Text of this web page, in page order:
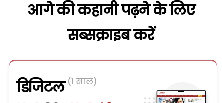
आगे की कहानी पढ़ने के लिए
सब्सक्राइब करें
डिजिटल (1 साल)